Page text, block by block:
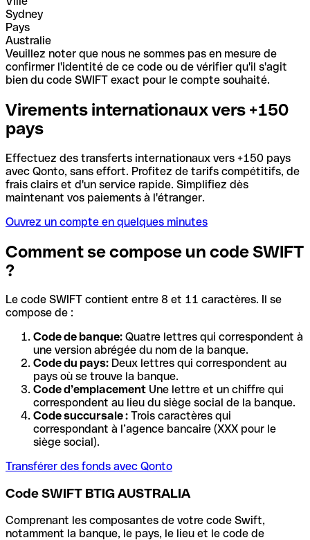
Sydney
Pays
Australie
Veuillez noter que nous ne sommes pas en mesure de
confirmer l'identité de ce code ou de vérifier qu'il s'agit
bien du code SWIFT exact pour le compte souhaité.
Virements internationaux vers +150
pays
Effectuez des transferts internationaux vers +150 pays
avec Qonto, sans effort. Profitez de tarifs compétitifs, de
frais clairs et d'un service rapide. Simplifiez dès
maintenant vos paiements à l'étranger.
Ouvrez un compte en quelques minutes
Comment se compose un code SWIFT
?
Le code SWIFT contient entre 8 et 11 caractères. Il se
compose de :
Code de banque: Quatre lettres qui correspondent à
une version abrégée du nom de la banque.
Code du pays: Deux lettres qui correspondent au
pays où se trouve la banque.
Code d’emplacement Une lettre et un chiffre qui
correspondent au lieu du siège social de la banque.
Code succursale : Trois caractères qui
correspondant à l’agence bancaire (XXX pour le
siège social).
Transférer des fonds avec Qonto
Code SWIFT BTIG AUSTRALIA
Comprenant les composantes de votre code Swift,
notamment la banque, le pays, le lieu et le code de